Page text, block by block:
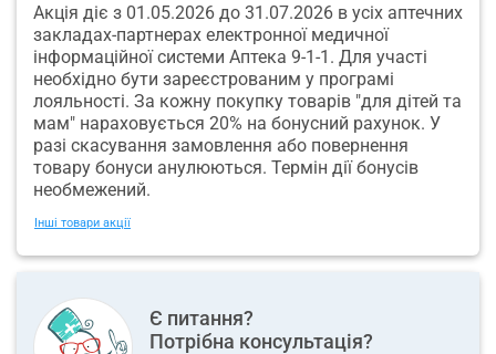
Акція діє з 01.05.2026 до 31.07.2026 в усіх аптечних
закладах-партнерах електронної медичної
інформаційної системи Аптека 9-1-1. Для участі
необхідно бути зареєстрованим у програмі
лояльності. За кожну покупку товарів "для дітей та
мам" нараховується 20% на бонусний рахунок. У
разі скасування замовлення або повернення
товару бонуси анулюються. Термін дії бонусів
необмежений.
Інші товари акції
Є питання?
Потрібна консультація?